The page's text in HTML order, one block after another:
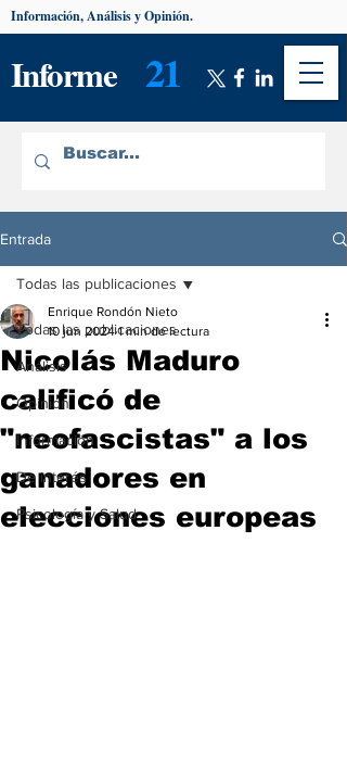
Informe 21
Información, Análisis y Opinión.
Entrada
Todas las publicaciones
Análisis
Opinión
Información
De interés
Psicología y Salud
Todas las publicaciones
Nicolás Maduro
calificó de
"neofascistas" a los
ganadores en
elecciones europeas
Enrique Rondón Nieto
10 jun 2024 1 min de lectura